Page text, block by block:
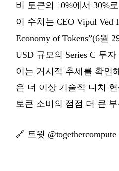
비 토큰의 10%에서 30%
이 수치는 CEO Vipul Ved
Economy of Tokens”(6월
USD 규모의 Series C 투
이는 거시적 추세를 확인
은 더 이상 기술적 니치
토큰 소비의 점점 더 큰
🔗 트윗 @togethercompute